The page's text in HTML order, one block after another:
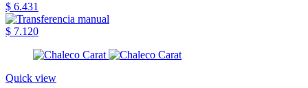
$ 6.431
$ 7.120
Quick view